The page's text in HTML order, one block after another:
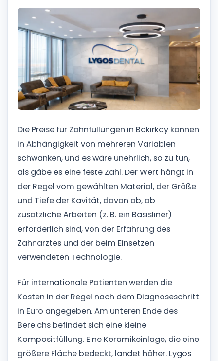
Die Preise für Zahnfüllungen in Bakırköy können
in Abhängigkeit von mehreren Variablen
schwanken, und es wäre unehrlich, so zu tun,
als gäbe es eine feste Zahl. Der Wert hängt in
der Regel vom gewählten Material, der Größe
und Tiefe der Kavität, davon ab, ob
zusätzliche Arbeiten (z. B. ein Basisliner)
erforderlich sind, von der Erfahrung des
Zahnarztes und der beim Einsetzen
verwendeten Technologie.
Für internationale Patienten werden die
Kosten in der Regel nach dem Diagnoseschritt
in Euro angegeben. Am unteren Ende des
Bereichs befindet sich eine kleine
Kompositfüllung. Eine Keramikeinlage, die eine
größere Fläche bedeckt, landet höher. Lygos